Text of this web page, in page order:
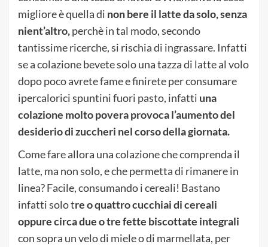
migliore è quella di non bere il latte da solo, senza
nient’altro,perchè in tal modo, secondo
tantissime ricerche, si rischia di ingrassare. Infatti
se a colazione bevete solo una tazza di latte al volo
dopo poco avrete fame e finirete per consumare
ipercalorici spuntini fuori pasto, infatti una
colazione molto povera provoca l’aumento del
desiderio di zuccheri nel corso della giornata.
Come fare allora una colazione che comprenda il
latte, ma non solo, e che permetta di rimanere in
linea? Facile, consumando i cereali! Bastano
infatti solo tre o quattro cucchiai di cereali
oppure circa due o tre fette biscottate integrali
con sopra un velo di miele o di marmellata, per